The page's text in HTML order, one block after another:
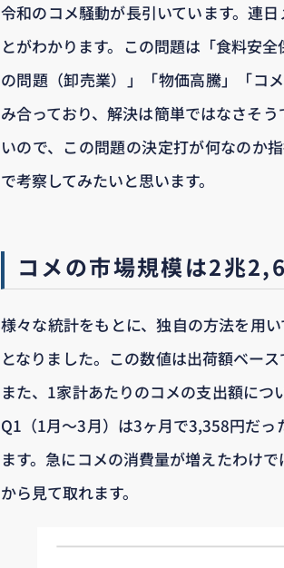
令和のコメ騒動が長引いています。連
とがわかります。この問題は「食料安
の問題（卸売業）」「物価高騰」「コ
み合っており、解決は簡単ではなさそ
いので、この問題の決定打が何なのか
で考察してみたいと思います。
コメの市場規模は2兆
様々な統計をもとに、独自の方法を用
となりました。この数値は出荷額ベー
また、1家計あたりのコメの支出額に
Q1（1月～3月）は3ヶ月で3,358円だ
ます。急にコメの消費量が増えたわけ
から見て取れます。